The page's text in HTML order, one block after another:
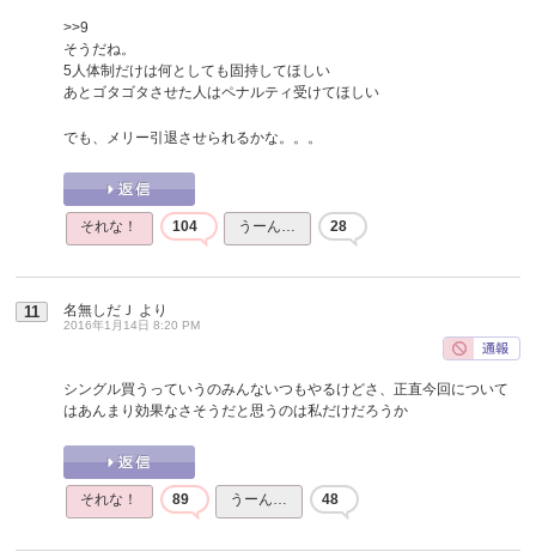
>>9
そうだね。
5人体制だけは何としても固持してほしい
あとゴタゴタさせた人はペナルティ受けてほしい
でも、メリー引退させられるかな。。。
それな！ 104 うーん… 28
11 名無しだＪ より
2016年1月14日 8:20 PM
シングル買うっていうのみんないつもやるけどさ、正直今回について
はあんまり効果なさそうだと思うのは私だけだろうか
それな！ 89 うーん… 48